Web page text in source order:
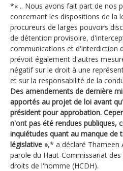
*« .. Nous avons fait part de nos
concernant les dispositions de la
procureurs de larges pouvoirs
de détention provisoire,
communications et d'interdiction
prévoit également d'autres
négatif sur le droit à une
et sur la responsabilité de la
Des amendements de dernière
apportés au projet de loi avant
président pour approbation.
n'ont pas été rendues publiques,
inquiétudes quant au manque de
législative »,* a déclaré Thameen
parole du Haut-Commissariat
droits de l'homme (HCDH).